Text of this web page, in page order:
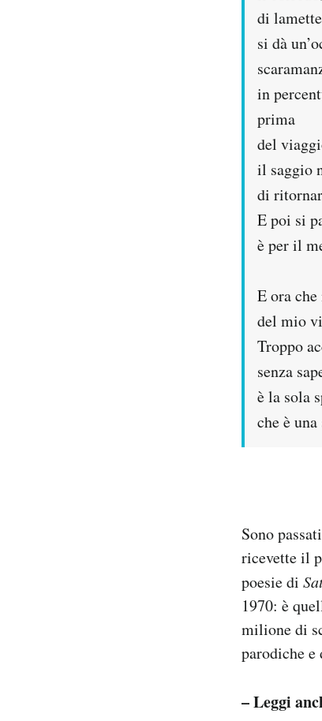
di
si dà
in
prima
del
il saggio
di
E poi si
è per il
E ora che
del mio
Troppo
senza
è la sola
che è
Sono
ricevette il
poesie di
1970: è
milione di
parodiche
– Leggi